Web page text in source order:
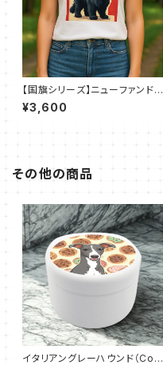
【国旗シリーズ】ニューファンドラ
ンド×カナダ国旗｜5.6オンス ビ
ッグシルエット Ｔシャツ(全7色)
¥3,600
その他の商品
イタリアングレーハウンド（Coo